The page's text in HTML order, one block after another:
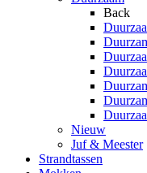
Back
Nieuw
Juf & Meester
Strandtassen